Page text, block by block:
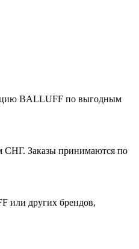
BALLUFF по выгодным
СНГ. Заказы принимаются по
или других брендов,